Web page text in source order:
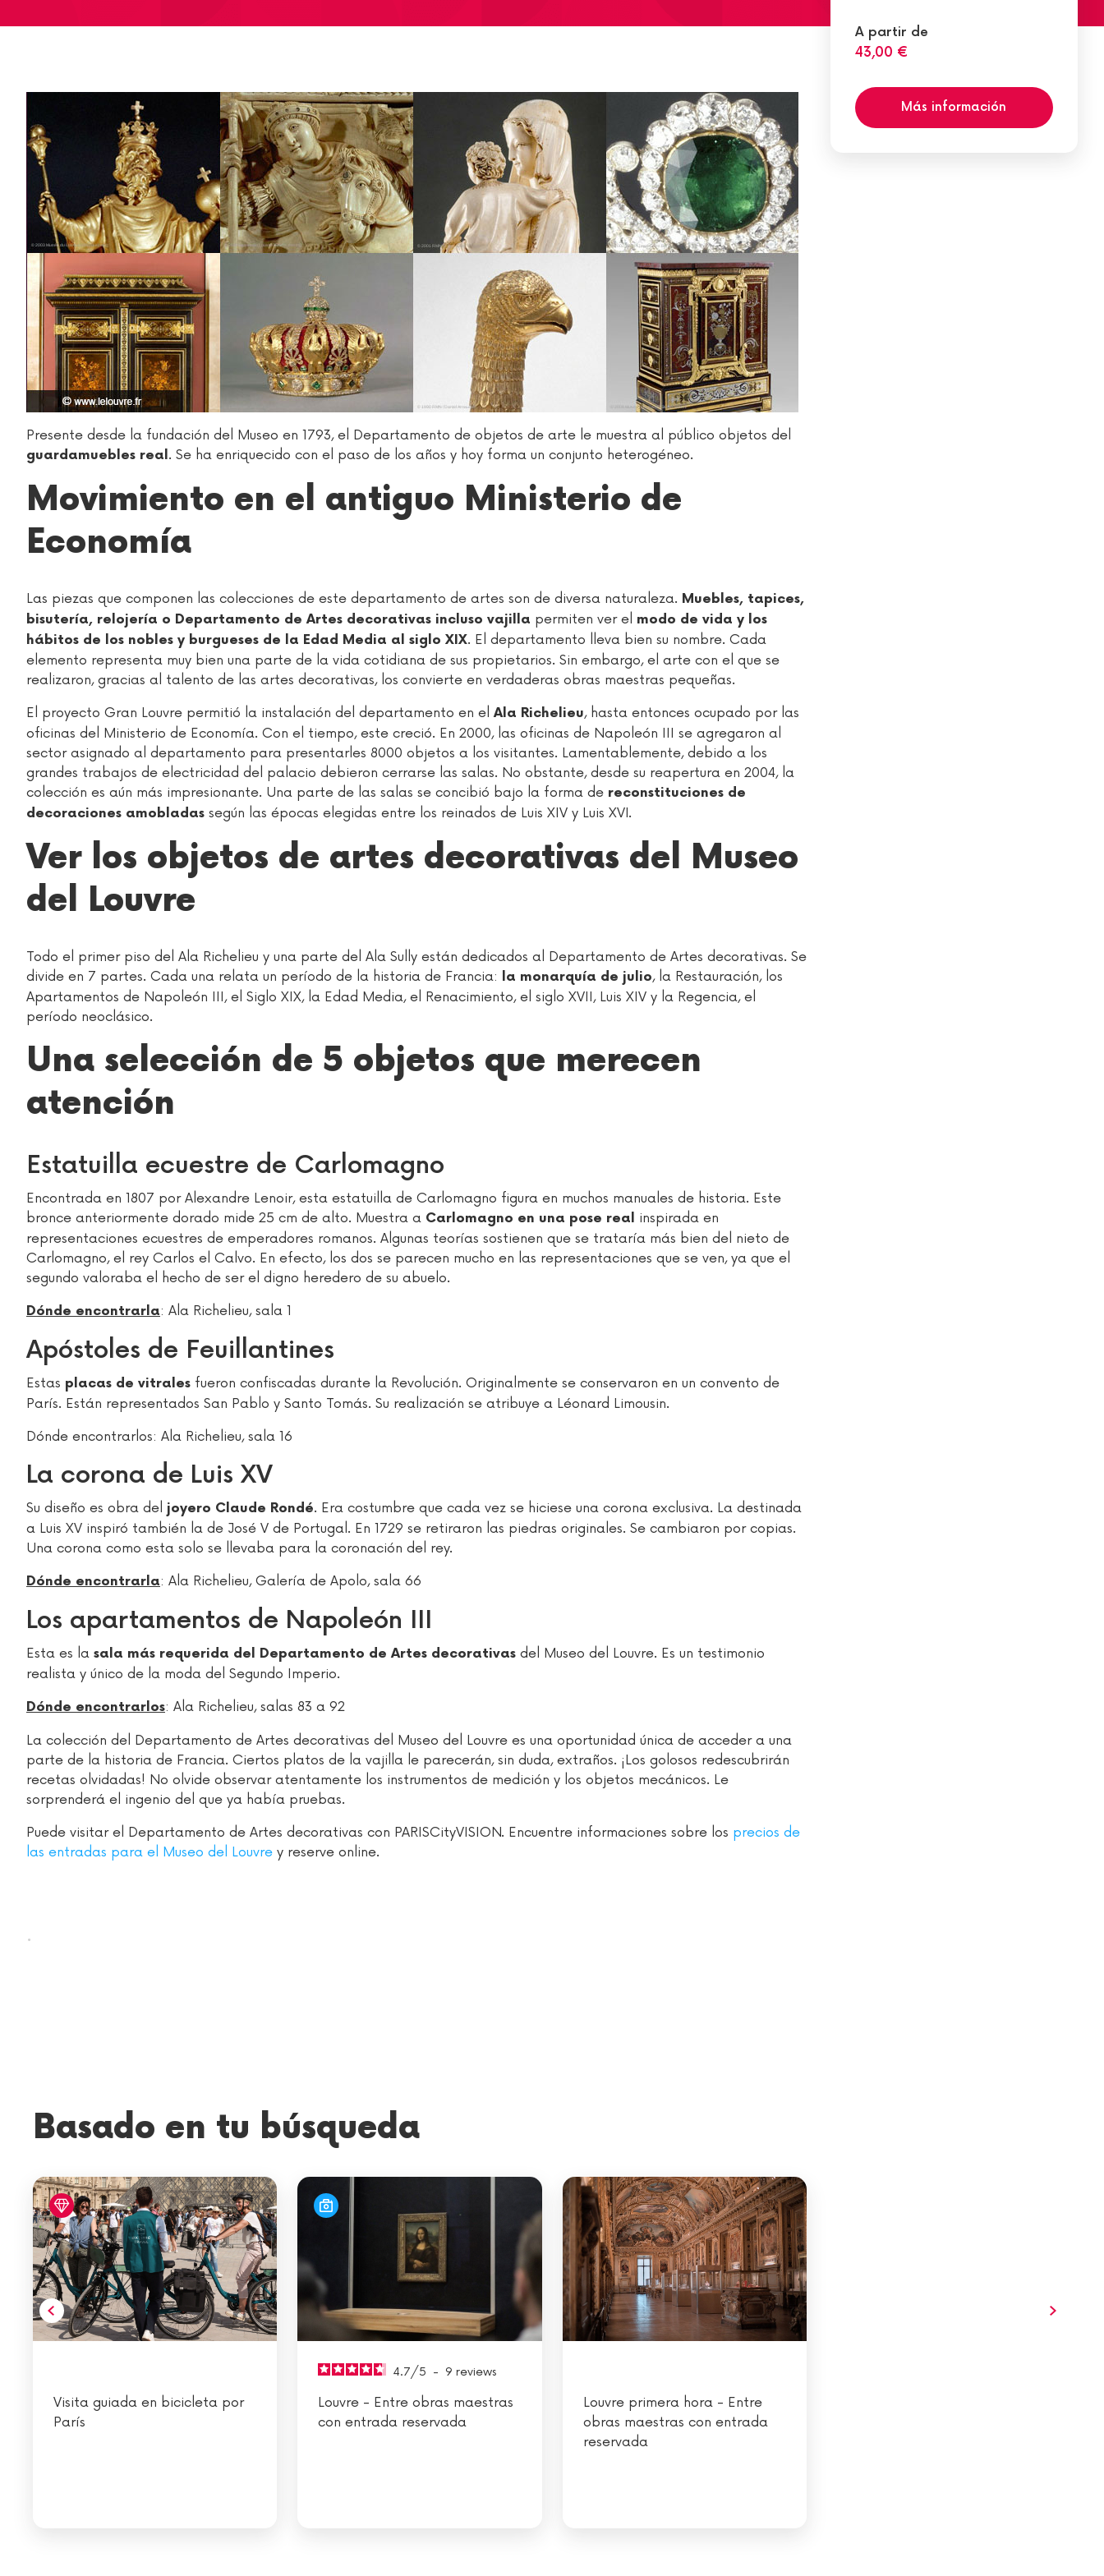
A partir de
43,00 €
Más información
Presente desde la fundación del Museo en 1793, el Departamento de objetos de arte le muestra al público objetos del
guardamuebles real. Se ha enriquecido con el paso de los años y hoy forma un conjunto heterogéneo.
Movimiento en el antiguo Ministerio de
Economía
Las piezas que componen las colecciones de este departamento de artes son de diversa naturaleza. Muebles, tapices,
bisutería, relojería o Departamento de Artes decorativas incluso vajilla permiten ver el modo de vida y los
hábitos de los nobles y burgueses de la Edad Media al siglo XIX. El departamento lleva bien su nombre. Cada
elemento representa muy bien una parte de la vida cotidiana de sus propietarios. Sin embargo, el arte con el que se
realizaron, gracias al talento de las artes decorativas, los convierte en verdaderas obras maestras pequeñas.
El proyecto Gran Louvre permitió la instalación del departamento en el Ala Richelieu, hasta entonces ocupado por las
oficinas del Ministerio de Economía. Con el tiempo, este creció. En 2000, las oficinas de Napoleón III se agregaron al
sector asignado al departamento para presentarles 8000 objetos a los visitantes. Lamentablemente, debido a los
grandes trabajos de electricidad del palacio debieron cerrarse las salas. No obstante, desde su reapertura en 2004, la
colección es aún más impresionante. Una parte de las salas se concibió bajo la forma de reconstituciones de
decoraciones amobladas según las épocas elegidas entre los reinados de Luis XIV y Luis XVI.
Ver los objetos de artes decorativas del Museo
del Louvre
Todo el primer piso del Ala Richelieu y una parte del Ala Sully están dedicados al Departamento de Artes decorativas. Se
divide en 7 partes. Cada una relata un período de la historia de Francia: la monarquía de julio, la Restauración, los
Apartamentos de Napoleón III, el Siglo XIX, la Edad Media, el Renacimiento, el siglo XVII, Luis XIV y la Regencia, el
período neoclásico.
Una selección de 5 objetos que merecen
atención
Estatuilla ecuestre de Carlomagno
Encontrada en 1807 por Alexandre Lenoir, esta estatuilla de Carlomagno figura en muchos manuales de historia. Este
bronce anteriormente dorado mide 25 cm de alto. Muestra a Carlomagno en una pose real inspirada en
representaciones ecuestres de emperadores romanos. Algunas teorías sostienen que se trataría más bien del nieto de
Carlomagno, el rey Carlos el Calvo. En efecto, los dos se parecen mucho en las representaciones que se ven, ya que el
segundo valoraba el hecho de ser el digno heredero de su abuelo.
Dónde encontrarla: Ala Richelieu, sala 1
Apóstoles de Feuillantines
Estas placas de vitrales fueron confiscadas durante la Revolución. Originalmente se conservaron en un convento de
París. Están representados San Pablo y Santo Tomás. Su realización se atribuye a Léonard Limousin.
Dónde encontrarlos: Ala Richelieu, sala 16
La corona de Luis XV
Su diseño es obra del joyero Claude Rondé. Era costumbre que cada vez se hiciese una corona exclusiva. La destinada
a Luis XV inspiró también la de José V de Portugal. En 1729 se retiraron las piedras originales. Se cambiaron por copias.
Una corona como esta solo se llevaba para la coronación del rey.
Dónde encontrarla: Ala Richelieu, Galería de Apolo, sala 66
Los apartamentos de Napoleón III
Esta es la sala más requerida del Departamento de Artes decorativas del Museo del Louvre. Es un testimonio
realista y único de la moda del Segundo Imperio.
Dónde encontrarlos: Ala Richelieu, salas 83 a 92
La colección del Departamento de Artes decorativas del Museo del Louvre es una oportunidad única de acceder a una
parte de la historia de Francia. Ciertos platos de la vajilla le parecerán, sin duda, extraños. ¡Los golosos redescubrirán
recetas olvidadas! No olvide observar atentamente los instrumentos de medición y los objetos mecánicos. Le
sorprenderá el ingenio del que ya había pruebas.
Puede visitar el Departamento de Artes decorativas con PARISCityVISION. Encuentre informaciones sobre los precios de
las entradas para el Museo del Louvre y reserve online.
.
Basado en tu búsqueda
Visita guiada en bicicleta por
París
4.7/5 - 9reviews
Louvre - Entre obras maestras
con entrada reservada
Louvre primera hora - Entre
obras maestras con entrada
reservada